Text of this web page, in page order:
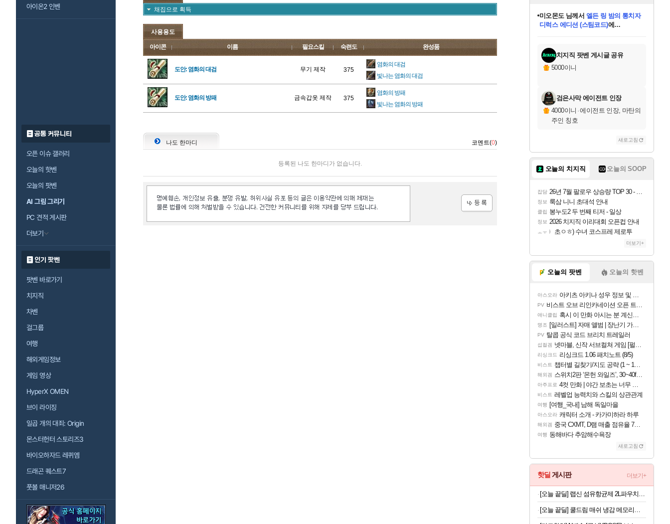
아이온2 인벤
공통 커뮤니티
오픈 이슈 갤러리
오늘의 핫벤
오늘의 팟벤
AI 그림 그리기
PC 견적 게시판
더보기
인기 팟벤
팟벤 바로가기
치지직
차벤
걸그룹
여행
해외게임정보
게임 영상
HyperX OMEN
브이 라이징
일곱 개의 대죄: Origin
몬스터헌터 스토리즈3
바이오하자드 레퀴엠
드래곤 퀘스트7
풋볼 매니저26
채집으로 획득
사용용도
아이콘 이름 필요스킬 숙련도 완성품
도안: 염화의 대검 무기 제작 375
염화의 대검
빛나는 염화의 대검
도안: 염화의 방패 금속갑옷 제작 375
염화의 방패
빛나는 염화의 방패
나도 한마디 코멘트(0)
등록된 나도 한마디가 없습니다.
교환.
당첨되셨습니다.
당첨되셨습니다.
당첨되셨습니다.
미오몬도님께서 엘든 링 밤의 통치자
디럭스 에디션 (스팀코드)에
당첨되셨습니다.
당첨되셨습니다.
당첨되셨습니다.
에디션 (스팀코드)를 교환.
당첨되셨습니다.
치지직 팟벤 게시글 공유
5000이니
검은사막 에이전트 인장
4000이니 ·에이전트 인장, 마탄의
주인 칭호
새로고침
오늘의 치지직 오늘의 SOOP
잡담 26년 7월 팔로우 상승량 TOP 30 - 월간 치지직
정보 룩삼 니니 초대석 안내
클립 봉누도2 두 번째 티저 - 일상
정보 2026 치지직 이리대회 오픈컵 안내
ㅗㅜㅑ 초ㅇㅎ) 수녀 코스프레 제로투
더보기+
오늘의 팟벤 오늘의 핫벤
아스오라 아키츠 아키나 성우 정보 및 주요 필모
PV 비스트 오브 리인카네이션 오픈 트레일러
애니클립 혹시 이 만화 아시는 분 계신가요
명조 [일러스트] 자매 앨범 | 장난기 가득한 오후의 공원 (리메이크판)
PV 탈콥 공식 코드 브리치 트레일러
섭컬겜 넷마블, 신작 서브컬쳐 게임 [펄 인 블루] 티저 사이트 오픈
리싱크드 리싱크드 1.06 패치노트 (8/5)
비스트 챕터별 길찾기/지도 공략 (1 ~ 12장)
해외겜 스위치2판 ‘몬헌 와일즈’, 30~40fps 목표 추정
아주프로 4컷 만화 | 야간 보초는 너무 힘들어
비스트 레벨업 능력치와 스킬의 상관관계
여행 [여행_국내] 남해 독일마을
아스오라 캐릭터 소개 - 카가미하라 하루
해외겜 중국 CXMT, D램 매출 점유율 7%…글로벌 4위로 부상
여행 동해바다 추암해수욕장
새로고침
핫딜 게시판 더보기+